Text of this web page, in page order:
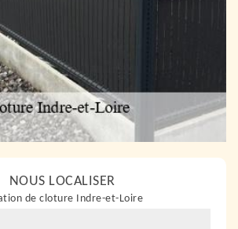
NOUS LOCALISER
de cloture Indre-et-Loire